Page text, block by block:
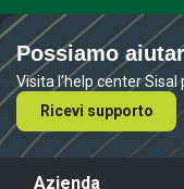
Possiamo
Visita l’help center Sisal
Ricevi supporto
Azienda